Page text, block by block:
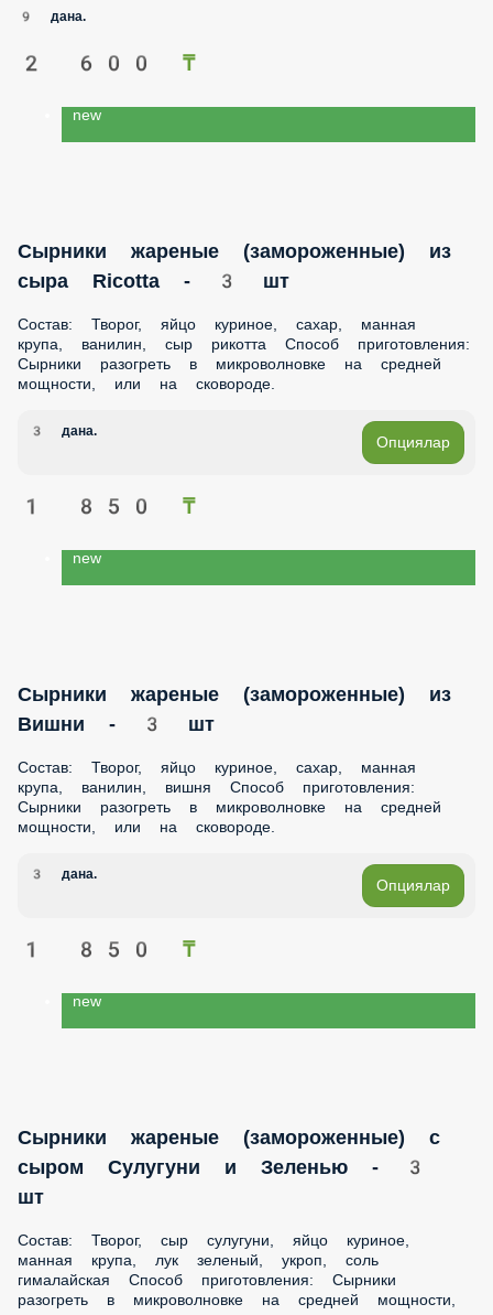
9 дана.
2 600 ₸
new
Сырники жареные (замороженные) из
сыра Ricotta - 3 шт
Состав: Творог, яйцо куриное, сахар, манная
крупа, ванилин, сыр рикотта Способ приготовления:
Сырники разогреть в микроволновке на средней
мощности, или на сковороде.
3 дана.
Опциялар
1 850 ₸
new
Сырники жареные (замороженные) из
Вишни - 3 шт
Состав: Творог, яйцо куриное, сахар, манная
крупа, ванилин, вишня Способ приготовления:
Сырники разогреть в микроволновке на средней
мощности, или на сковороде.
3 дана.
Опциялар
1 850 ₸
new
Сырники жареные (замороженные) с
cыром Сулугуни и Зеленью - 3
шт
Состав: Творог, сыр сулугуни, яйцо куриное,
манная крупа, лук зеленый, укроп, соль
гималайская Способ приготовления: Сырники
разогреть в микроволновке на средней мощности,